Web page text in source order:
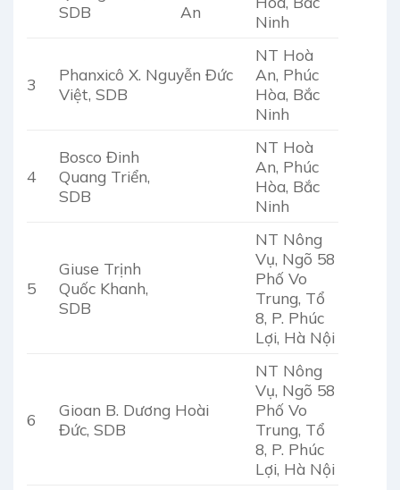
SDB
An
Ninh
3
Phanxicô X. Nguyễn Đức
Việt, SDB
NT Hoà
An, Phúc
Hòa, Bắc
Ninh
4
Bosco Đinh
Quang Triển,
SDB
NT Hoà
An, Phúc
Hòa, Bắc
Ninh
5
Giuse Trịnh
Quốc Khanh,
SDB
NT Nông
Vụ, Ngõ 58
Phố Vo
Trung, Tổ
8, P. Phúc
Lợi, Hà Nội
6
Gioan B. Dương Hoài
Đức, SDB
NT Nông
Vụ, Ngõ 58
Phố Vo
Trung, Tổ
8, P. Phúc
Lợi, Hà Nội